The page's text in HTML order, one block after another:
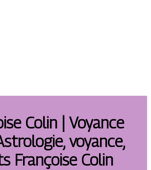
Colin | Voyance
voyance,
Françoise Colin